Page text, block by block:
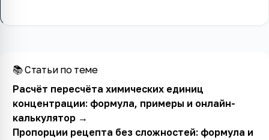
📚 Статьи по теме
Расчёт пересчёта химических единиц
концентрации: формула, примеры и онлайн-
калькулятор→
Пропорции рецепта без сложностей: формула и